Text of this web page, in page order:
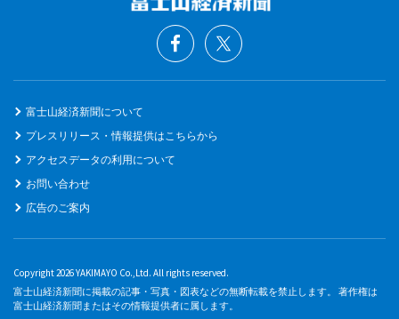
富士山経済新聞について
プレスリリース・情報提供はこちらから
アクセスデータの利用について
お問い合わせ
広告のご案内
Copyright 2026 YAKIMAYO Co.,Ltd. All rights reserved.
富士山経済新聞に掲載の記事・写真・図表などの無断転載を禁止します。 著作権は
富士山経済新聞またはその情報提供者に属します。